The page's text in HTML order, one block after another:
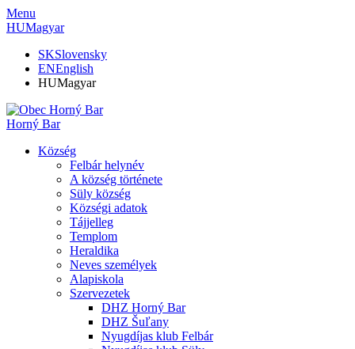
Menu
HUMagyar
SKSlovensky
ENEnglish
HUMagyar
Horný Bar
Község
Felbár helynév
A község története
Süly község
Községi adatok
Tájjelleg
Templom
Heraldika
Neves személyek
Alapiskola
Szervezetek
DHZ Horný Bar
DHZ Šuľany
Nyugdíjas klub Felbár